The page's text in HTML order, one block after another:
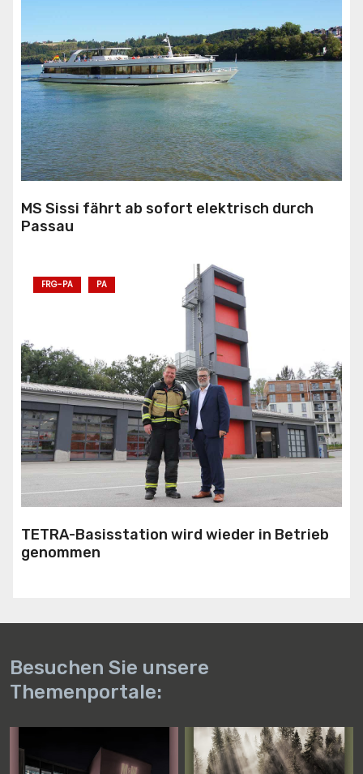
MS Sissi fährt ab sofort elektrisch durch
Passau
FRG-PA PA
TETRA-Basisstation wird wieder in Betrieb
genommen
Besuchen Sie unsere
Themenportale: